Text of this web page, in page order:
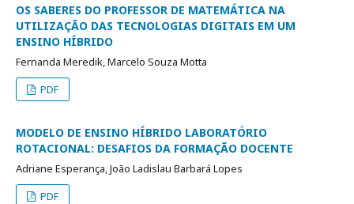
OS SABERES DO PROFESSOR DE MATEMÁTICA NA
UTILIZAÇÃO DAS TECNOLOGIAS DIGITAIS EM UM
ENSINO HÍBRIDO
Fernanda Meredik, Marcelo Souza Motta
PDF
MODELO DE ENSINO HÍBRIDO LABORATÓRIO
ROTACIONAL: DESAFIOS DA FORMAÇÃO DOCENTE
Adriane Esperança, João Ladislau Barbará Lopes
PDF